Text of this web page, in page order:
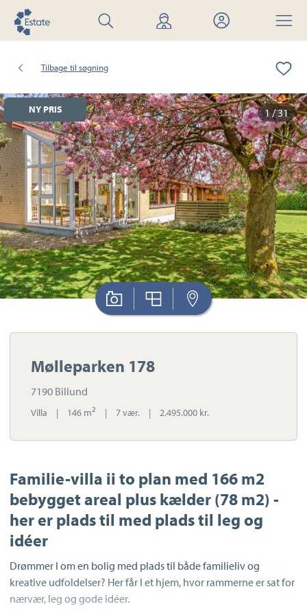
Søg
bolig
Find
mægler
Mit
Estate
Menu
Tilbage til søgning
1 / 31
NY PRIS
Mølleparken 178
7190 Billund
Villa | 146 m2 | 7 vær. | 2.495.000 kr.
Familie-villa ii to plan med 166 m2
bebygget areal plus kælder (78 m2) -
her er plads til med plads til leg og
idéer
Drømmer I om en bolig med plads til både familieliv og
kreative udfoldelser? Her får I et hjem, hvor rammerne er sat for
nærvær, leg og gode idéer.